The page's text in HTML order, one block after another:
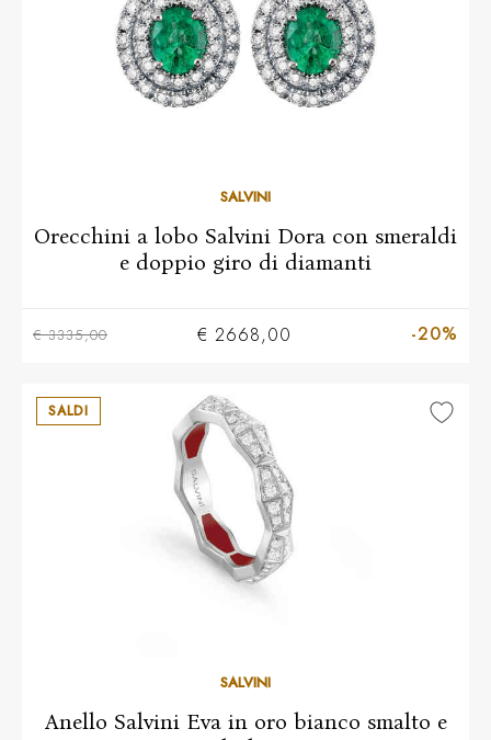
SALVINI
Orecchini a lobo Salvini Dora con smeraldi
e doppio giro di diamanti
€ 3335,00 € 2668,00 -20%
SALDI
15 16
SALVINI
Anello Salvini Eva in oro bianco smalto e